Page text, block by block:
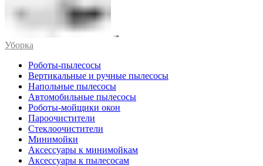
Уборка
Роботы-пылесосы
Вертикальные и ручные пылесосы
Напольные пылесосы
Автомобильные пылесосы
Роботы-мойщики окон
Пароочистители
Стеклоочистители
Минимойки
Аксессуары к минимойкам
Аксессуары к пылесосам